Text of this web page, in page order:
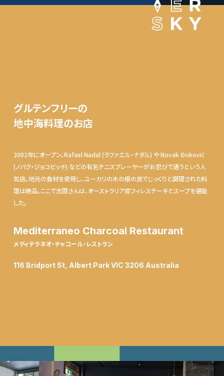
グルテンフリーの
地中海料理のお店
2002年にオープン。Rafael Nadal (ラファエル・ナダル) や Novak Đoković
(ノバク・ジョコビッチ) などの有名テニスプレーヤーがお忍びで通うという人
気店。地元の食材を使用し、ユーカリの木の根の炭でじっくりと調理された料
理は絶品。ここで志田さんは、オーストラリア産フィレステーキとスープを堪能
した。
Mediterraneo Charcoal Restaurant
メディテラネオ・チャコール・レストラン
116 Bridport St, Albert Park VIC 3206 Australia